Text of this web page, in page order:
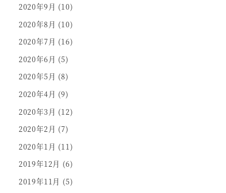
2020年9月 (10)
2020年8月 (10)
2020年7月 (16)
2020年6月 (5)
2020年5月 (8)
2020年4月 (9)
2020年3月 (12)
2020年2月 (7)
2020年1月 (11)
2019年12月 (6)
2019年11月 (5)